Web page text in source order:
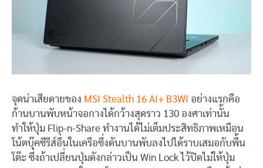
จุดน่าเสียดายของ MSI Stealth 16 AI+ B3WI อย่างแรกคือ
ก้านบานพับหน้าจอกางได้กว้างสุดราว 130 องศาเท่านั้น
ทำให้ปุ่ม Flip-n-Share ทำงานได้ไม่เต็มประสิทธิภาพเหมือน
โน้ตบุ๊คซีรีส์อื่นในเครือซึ่งดันบานพับลงไปได้ราบเสมอกับพื้น
โต๊ะ ซึ่งถ้าเปลี่ยนปุ่มดังกล่าวเป็น Win Lock ไว้ปิดไม่ให้ปุ่ม